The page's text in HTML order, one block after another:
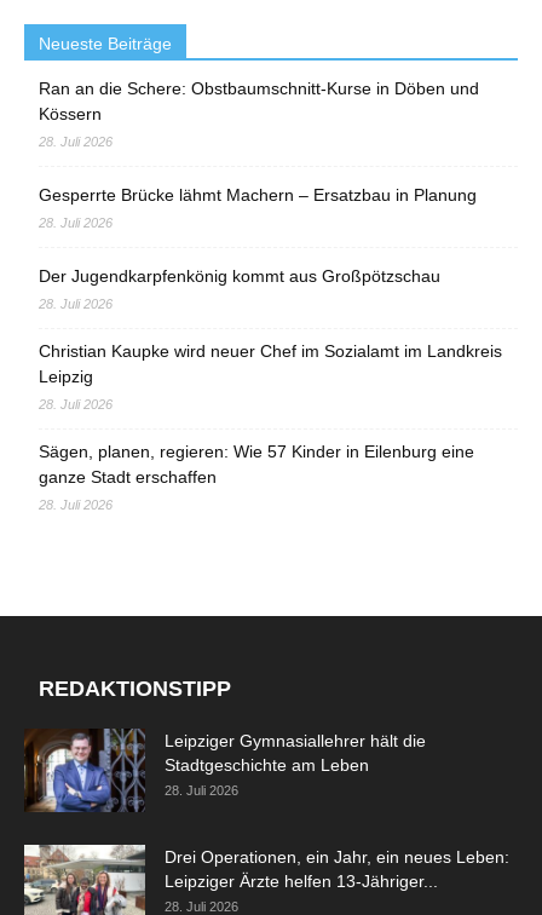
Neueste Beiträge
Ran an die Schere: Obstbaumschnitt-Kurse in Döben und
Kössern
28. Juli 2026
Gesperrte Brücke lähmt Machern – Ersatzbau in Planung
28. Juli 2026
Der Jugendkarpfenkönig kommt aus Großpötzschau
28. Juli 2026
Christian Kaupke wird neuer Chef im Sozialamt im Landkreis
Leipzig
28. Juli 2026
Sägen, planen, regieren: Wie 57 Kinder in Eilenburg eine
ganze Stadt erschaffen
28. Juli 2026
REDAKTIONSTIPP
Leipziger Gymnasiallehrer hält die
Stadtgeschichte am Leben
28. Juli 2026
Drei Operationen, ein Jahr, ein neues Leben:
Leipziger Ärzte helfen 13-Jähriger...
28. Juli 2026